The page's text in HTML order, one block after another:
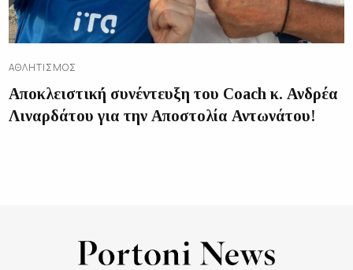
ΑΘΛΗΤΙΣΜΌΣ
Αποκλειστική συνέντευξη του Coach κ. Ανδρέα
Λιναρδάτου για την Αποστολία Αντωνάτου!